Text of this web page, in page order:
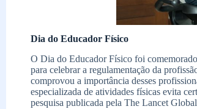
Dia do Educador Físico
O Dia do Educador Físico foi
para celebrar a regulamentação da
comprovou a importância desses
especializada de atividades físicas evita
pesquisa publicada pela The Lancet